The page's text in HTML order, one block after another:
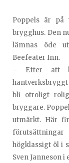
Poppels är
brygghus. Den
lämnas öde
Beefeater Inn.
– Efter att
bli otroligt
bryggare.
utmärkt. Här
högklassigt öl i
Sven Janneson